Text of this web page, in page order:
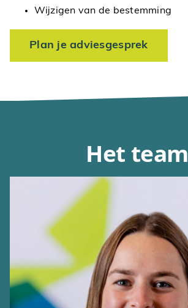
Wijzigen van de bestemming
Plan je adviesgesprek
Het team